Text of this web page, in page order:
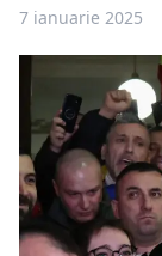
7 ianuarie 2025